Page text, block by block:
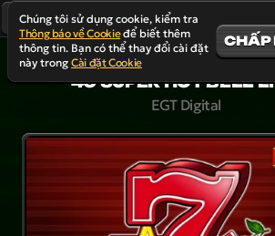
40 SUPER HOT BELL
EGT Digital
Chúng tôi sử dụng cookie, kiểm tra
Thông báo về Cookieđể biết thêm
thông tin. Bạn có thể thay đổi cài đặt
này trong Cài đặt Cookie
CHẤP